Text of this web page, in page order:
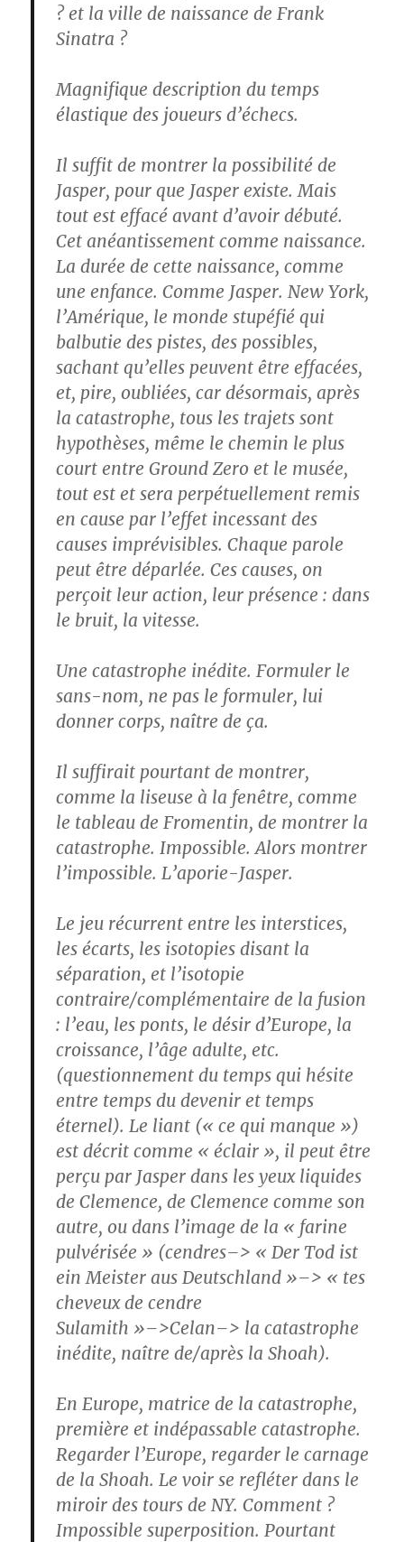
? et la ville de naissance de Frank
Sinatra ?
Magnifique description du temps
élastique des joueurs d’échecs.
Il suffit de montrer la possibilité de
Jasper, pour que Jasper existe. Mais
tout est effacé avant d’avoir débuté.
Cet anéantissement comme naissance.
La durée de cette naissance, comme
une enfance. Comme Jasper. New York,
l’Amérique, le monde stupéfié qui
balbutie des pistes, des possibles,
sachant qu’elles peuvent être effacées,
et, pire, oubliées, car désormais, après
la catastrophe, tous les trajets sont
hypothèses, même le chemin le plus
court entre Ground Zero et le musée,
tout est et sera perpétuellement remis
en cause par l’effet incessant des
causes imprévisibles. Chaque parole
peut être déparlée. Ces causes, on
perçoit leur action, leur présence : dans
le bruit, la vitesse.
Une catastrophe inédite. Formuler le
sans-nom, ne pas le formuler, lui
donner corps, naître de ça.
Il suffirait pourtant de montrer,
comme la liseuse à la fenêtre, comme
le tableau de Fromentin, de montrer la
catastrophe. Impossible. Alors montrer
l’impossible. L’aporie-Jasper.
Le jeu récurrent entre les interstices,
les écarts, les isotopies disant la
séparation, et l’isotopie
contraire/complémentaire de la fusion
: l’eau, les ponts, le désir d’Europe, la
croissance, l’âge adulte, etc.
(questionnement du temps qui hésite
entre temps du devenir et temps
éternel). Le liant (« ce qui manque »)
est décrit comme « éclair », il peut être
perçu par Jasper dans les yeux liquides
de Clemence, de Clemence comme son
autre, ou dans l’image de la « farine
pulvérisée » (cendres–> « Der Tod ist
ein Meister aus Deutschland »–> « tes
cheveux de cendre
Sulamith »–>Celan–> la catastrophe
inédite, naître de/après la Shoah).
En Europe, matrice de la catastrophe,
première et indépassable catastrophe.
Regarder l’Europe, regarder le carnage
de la Shoah. Le voir se refléter dans le
miroir des tours de NY. Comment ?
Impossible superposition. Pourtant